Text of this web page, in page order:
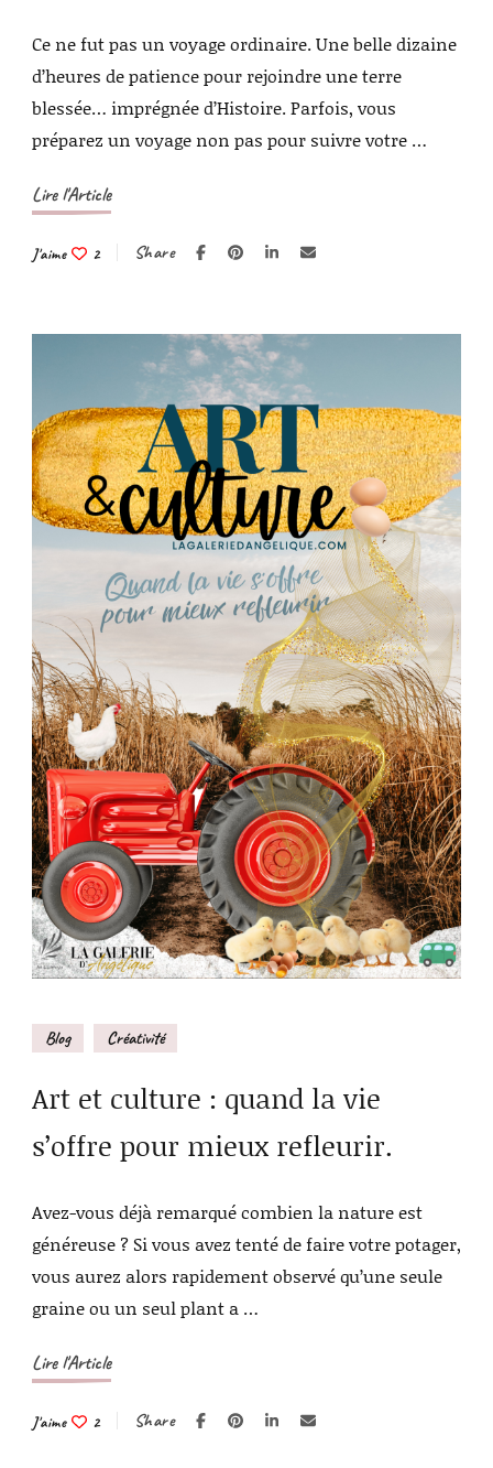
Ce ne fut pas un voyage ordinaire. Une belle dizaine
d’heures de patience pour rejoindre une terre
blessée… imprégnée d’Histoire. Parfois, vous
préparez un voyage non pas pour suivre votre …
Lire l'Article
J'aime 2 Share
Blog Créativité
Art et culture : quand la vie
s’offre pour mieux refleurir.
Avez-vous déjà remarqué combien la nature est
généreuse ? Si vous avez tenté de faire votre potager,
vous aurez alors rapidement observé qu’une seule
graine ou un seul plant a …
Lire l'Article
J'aime 2 Share